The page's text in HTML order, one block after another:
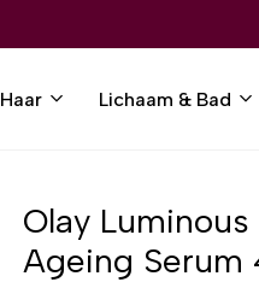
Haar Lichaam & Bad
Olay
Ageing Serum